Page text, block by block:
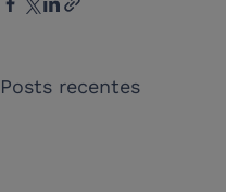
Posts recentes